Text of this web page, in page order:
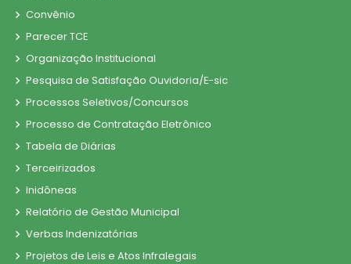
Convênio
Parecer TCE
Organização Institucional
Pesquisa de Satisfação Ouvidoria/E-sic
Processos Seletivos/Concursos
Processo de Contratação Eletrônico
Tabela de Diárias
Terceirizados
Inidôneas
Relatório de Gestão Municipal
Verbas Indenizatórias
Projetos de Leis e Atos Infralegais